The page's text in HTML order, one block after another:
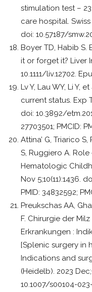
stimulation test –
care hospital. Swiss
doi: 10.57187/
Boyer TD, Habib S.
it or forget it? Liver
10.1111/liv.12702.
Lv Y, Lau WY, Li Y,
current status. Exp
doi: 10.3892/
27703501; PMCID:
Attina’ G, Triarico
S, Ruggiero A.
Hematologic
Nov 5;10(11):1436.
PMID: 34832592;
Preukschas AA,
F. Chirurgie der
Erkrankungen :
[Splenic surgery in
Indications and
(Heidelb). 2023
10.1007/s00104-